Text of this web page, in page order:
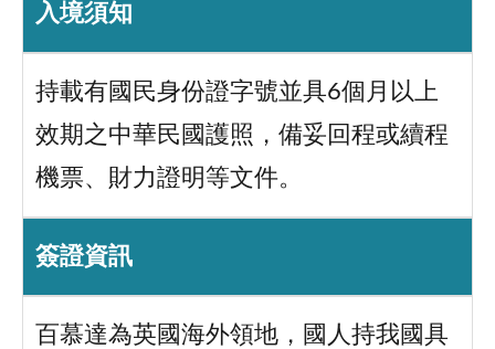
入境須知
持載有國民身份證字號並具6個月以上
效期之中華民國護照，備妥回程或續程
機票、財力證明等文件。
簽證資訊
百慕達為英國海外領地，國人持我國具